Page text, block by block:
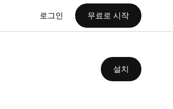
로그인 무료로 시작
설치